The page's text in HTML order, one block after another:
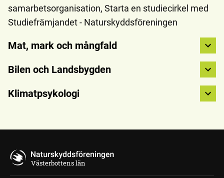
samarbetsorganisation, Starta en studiecirkel med
Studiefrämjandet - Naturskyddsföreningen
Mat, mark och mångfald
Bilen och Landsbygden
Klimatpsykologi
Västerbottens län